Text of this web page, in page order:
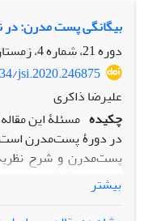
«اینستاگرام؛ بحران
سلبریتیزه شدن و
وضعیت پست‌مدرن و
این مقاله نشان
ایدئولوژیک در پی
ساختاری در عرصه
دارد.
بیگانگی پست مدرن:
دوره 21، شماره 4، زمستان 1399، صفحه
jsi.2020.246875
علیرضا ذاکری
چکیده مسئلۀ این
در دورۀ پست‌مدرن است.
پست‌مدرن و شرح
مفهوم «بیگانگی» و
منطق به وجود آمدن
مقاله مدعی است در
بیشتر